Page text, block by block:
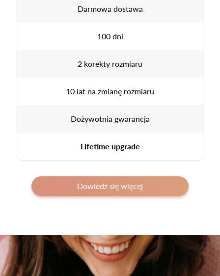
Darmowa dostawa
100 dni
2 korekty rozmiaru
10 lat na zmianę rozmiaru
Dożywotnia gwarancja
Lifetime upgrade
Dowiedz się więcej